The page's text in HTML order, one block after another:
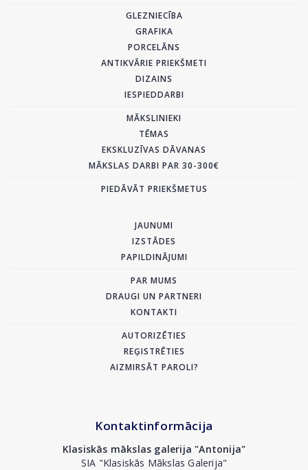
GLEZNIECĪBA
GRAFIKA
PORCELĀNS
ANTIKVĀRIE PRIEKŠMETI
DIZAINS
IESPIEDDARBI
MĀKSLINIEKI
TĒMAS
EKSKLUZĪVAS DĀVANAS
MĀKSLAS DARBI PAR 30-300€
PIEDĀVĀT PRIEKŠMETUS
JAUNUMI
IZSTĀDES
PAPILDINĀJUMI
PAR MUMS
DRAUGI UN PARTNERI
KONTAKTI
AUTORIZĒTIES
REĢISTRĒTIES
AIZMIRSĀT PAROLI?
Kontaktinformācija
Klasiskās mākslas galerija "Antonija"
SIA "Klasiskās Mākslas Galerija"